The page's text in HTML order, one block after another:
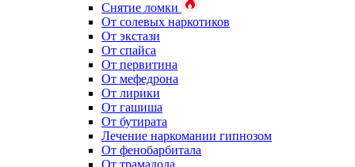
Снятие ломки
От солевых наркотиков
От экстази
От спайса
От первитина
От мефедрона
От лирики
От гашиша
От бутирата
Лечение наркомании гипнозом
От фенобарбитала
От трамадола